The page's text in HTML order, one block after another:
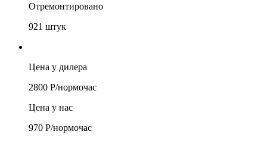
Отремонтировано
921 штук
Цена у дилера
2800 Р/нормочас
Цена у нас
970 Р/нормочас